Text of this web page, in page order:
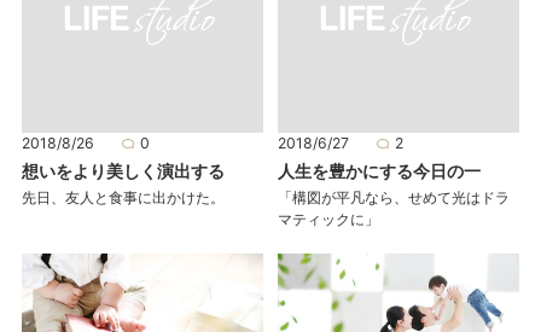
2018/8/26 0
想いをより美しく演出する
先日、友人と食事に出かけた。
2018/6/27 2
人生を豊かにする今日の一
「構図が平凡なら、せめて光はドラ
マティックに」